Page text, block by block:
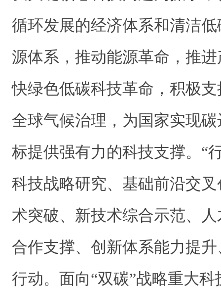
循环发展的经济体系和清洁
源体系，推动能源革命，推
快绿色低碳科技革命，积极
全球气候治理，为国家实现
标提供强有力的科技支撑。“
科技战略研究、基础前沿交
术突破、新技术综合示范、
合作支撑、创新体系能力提
行动。面向“双碳”战略重大